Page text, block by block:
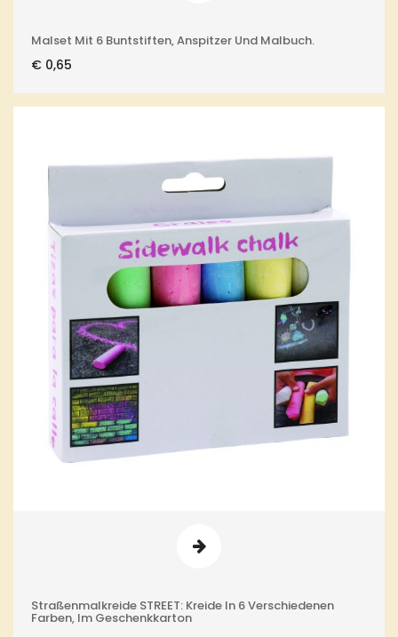
Malset Mit 6 Buntstiften, Anspitzer Und Malbuch.
€ 0,65
Straßenmalkreide STREET: Kreide In 6 Verschiedenen
Farben, Im Geschenkkarton